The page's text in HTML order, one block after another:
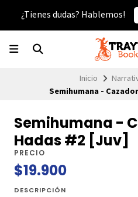
¿Tienes dudas? Hablemos!
Inicio
Semihumana -
Semihumana -
Hadas #2 [Juv]
PRECIO
$19.900
DESCRIPCIÓN